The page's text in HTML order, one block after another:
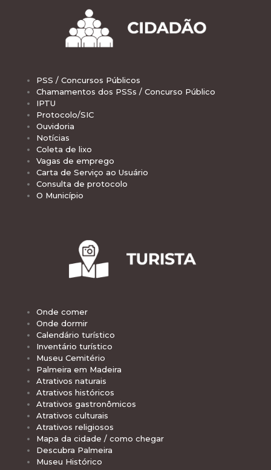
PSS / Concursos Públicos
Chamamentos dos PSSs / Concurso Público
IPTU
Protocolo/SIC
Ouvidoria
Notícias
Coleta de lixo
Vagas de emprego
Carta de Serviço ao Usuário
Consulta de protocolo
O Município
Onde comer
Onde dormir
Calendário turístico
Inventário turístico
Museu Cemitério
Palmeira em Madeira
Atrativos naturais
Atrativos históricos
Atrativos gastronômicos
Atrativos culturais
Atrativos religiosos
Mapa da cidade / como chegar
Descubra Palmeira
Museu Histórico